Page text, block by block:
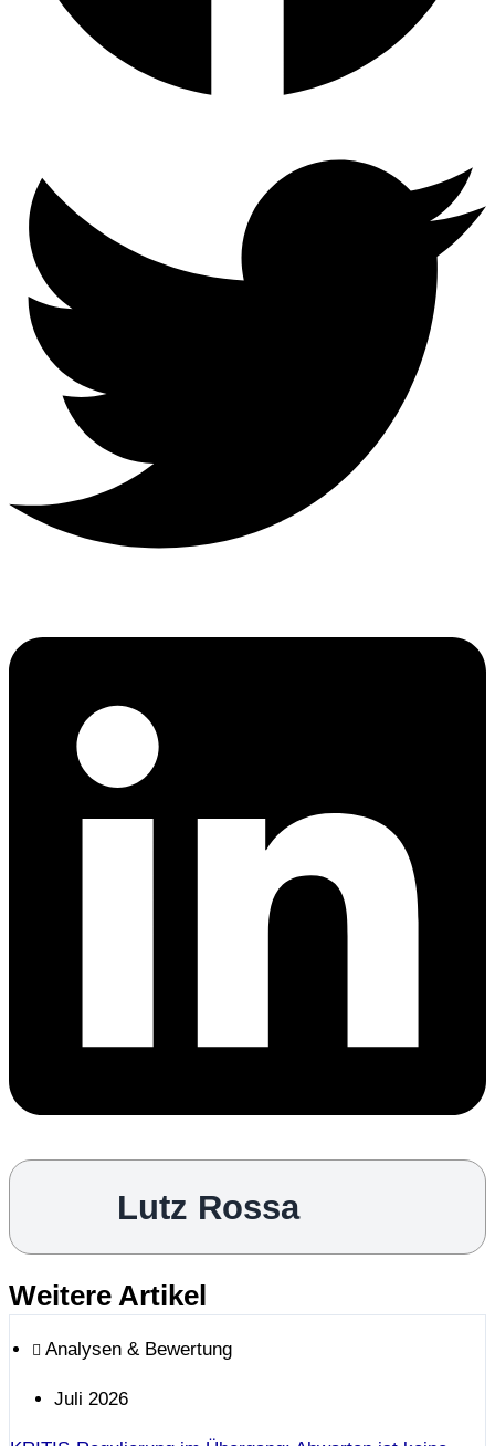
Lutz Rossa
Weitere Artikel
Analysen & Bewertung
Juli 2026